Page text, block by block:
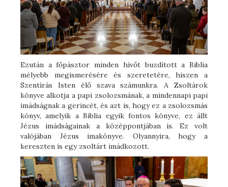
Ezután a főpásztor minden hívőt buzdított a Biblia
mélyebb megismerésére és szeretetére, hiszen a
Szentírás Isten élő szava számunkra. A Zsoltárok
könyve alkotja a papi zsolozsmának, a mindennapi papi
imádságnak a gerincét, és azt is, hogy ez a zsolozsmás
könyv, amelyik a Biblia egyik fontos könyve, ez állt
Jézus imádságainak a középpontjában is. Ez volt
valójában Jézus imakönyve. Olyannyira, hogy a
kereszten is egy zsoltárt imádkozott.